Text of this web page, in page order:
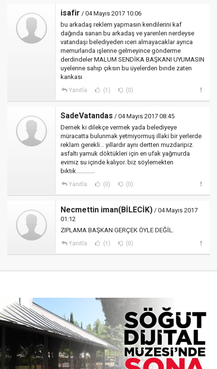
isafir / 04 Mayıs 2017 10:06
bu arkadaş reklem yapmasın kendilerini kaf
dağında sanan bu arkadaş ve yarenlerı nerdeyse
vatandaşı belediyeden ıceri almayacaklar ayrıca
memurlarıda ışlerıne gelmeyince gönderme
derdindeler MALUM SENDİKA BAŞKANI UYUMASIN
uyelerıne sahıp çıksın bu üyelerden bırıde zaten
kankası
Yanıtla (1) (0)
SadeVatandas / 04 Mayıs 2017 08:45
Demek ki dilekçe vermek yada belediyeye
müracatta bulunmak yetmiyormuş illaki bir yerlerde
reklam gerekli... yıllardır aynı dertten muzdaripiz.
asfaltı yamuk döktükleri için en ufak yağmurda
evimiz su içinde kalıyor. biz söylemekten
bıktık.............
Yanıtla (0) (0)
Necmettin iman(BİLECİK) / 04 Mayıs 2017
01:12
ZIPLAMA BAŞKAN GERÇEK ÖYLE DEĞİL.
Yanıtla (1) (0)